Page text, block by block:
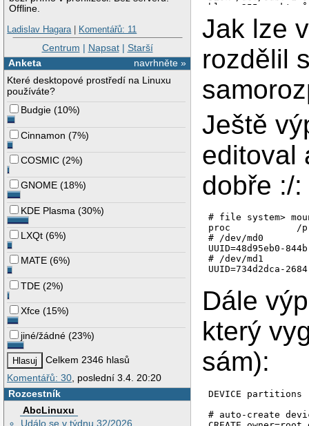
Offline.
Ladislav Hagara| Komentářů: 11
Centrum | Napsat| Starší
navrhněte »
Anketa
Které desktopové prostředí na Linuxu
používáte?
Budgie (10%)
Cinnamon (7%)
COSMIC (2%)
GNOME (18%)
KDE Plasma (30%)
LXQt (6%)
MATE (6%)
TDE (2%)
Xfce (15%)
jiné/žádné (23%)
Celkem 2346 hlasů
Komentářů: 30 , poslední 3.4. 20:20
Rozcestník
AbcLinuxu
Událo se v týdnu 32/2026
hlav: 255,
Jednotky =
Identifikátor
Zařízení
/dev/sdb1
/dev/sdb2   *
Disk /dev/md1: 1
hlav: 2, sektorů
Identifikátor
Na disku /dev/
Jak lze
rozdělil
Ještě
editoval
dobře :/:
# file system>
proc            /
# /dev/md0
# /dev/md1
Dále
který
sám):
DEVICE partitions
# auto-create